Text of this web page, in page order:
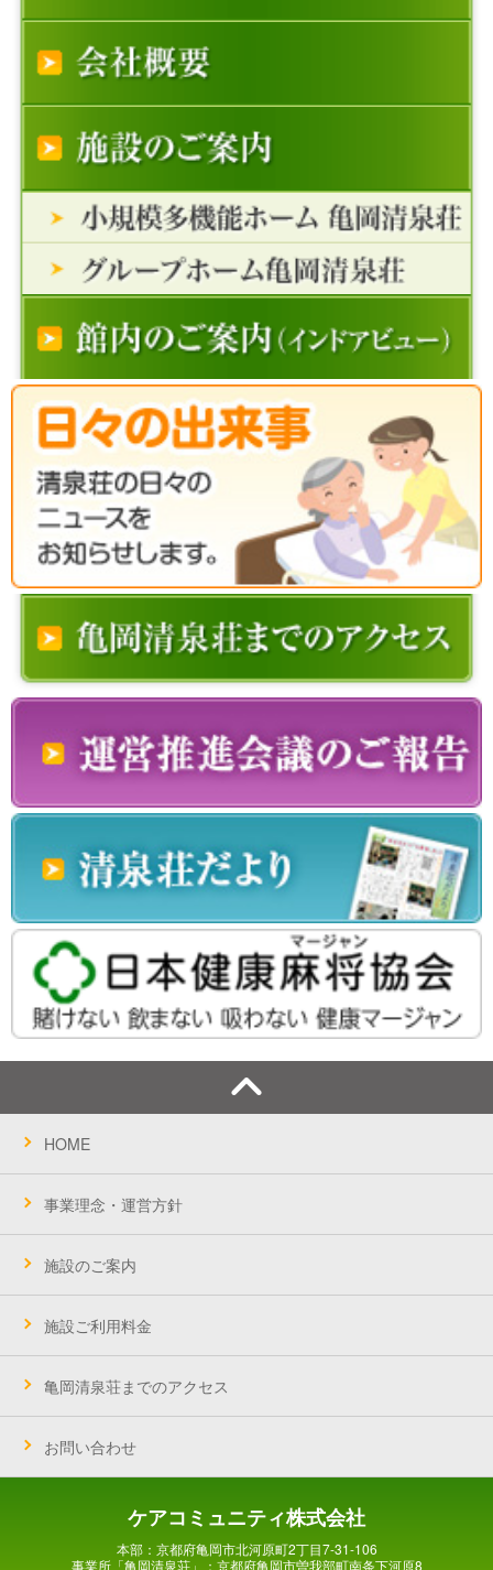
HOME
事業理念・運営方針
施設のご案内
施設ご利用料金
亀岡清泉荘までのアクセス
お問い合わせ
ケアコミュニティ株式会社
本部：京都府亀岡市北河原町2丁目7-31-106
事業所「亀岡清泉荘」：京都府亀岡市曽我部町南条下河原8